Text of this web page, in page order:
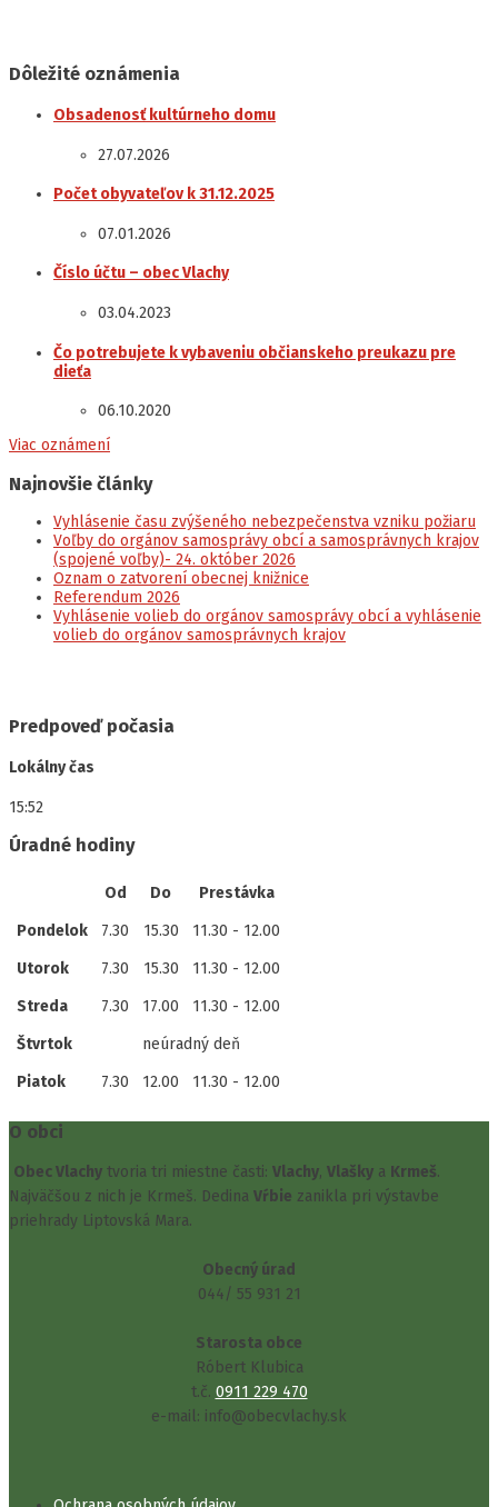
Dôležité oznámenia
Obsadenosť kultúrneho domu
27.07.2026
Počet obyvateľov k 31.12.2025
07.01.2026
Číslo účtu – obec Vlachy
03.04.2023
Čo potrebujete k vybaveniu občianskeho preukazu pre
dieťa
06.10.2020
Viac oznámení
Najnovšie články
Vyhlásenie času zvýšeného nebezpečenstva vzniku požiaru
Voľby do orgánov samosprávy obcí a samosprávnych krajov
(spojené voľby)- 24. október 2026
Oznam o zatvorení obecnej knižnice
Referendum 2026
Vyhlásenie volieb do orgánov samosprávy obcí a vyhlásenie
volieb do orgánov samosprávnych krajov
Predpoveď počasia
Lokálny čas
15:52
Úradné hodiny
Od Do
Prestávka
Pondelok
7.30 15.30
11.30 - 12.00
Utorok
7.30 15.30
11.30 - 12.00
Streda
7.30 17.00
11.30 - 12.00
Štvrtok
neúradný deň
Piatok
7.30 12.00 11.30 - 12.00
O obci
Obec Vlachy tvoria tri miestne časti: Vlachy, Vlašky a Krmeš.
Najväčšou z nich je Krmeš. Dedina Vŕbie zanikla pri výstavbe
priehrady Liptovská Mara.
Obecný úrad
044/ 55 931 21
Starosta obce
Róbert Klubica
t.č. 0911 229 470
e-mail: info@obecvlachy.sk